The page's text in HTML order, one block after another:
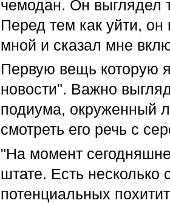
чемодан. Он выглядел
Перед тем как уйти,
мной и сказал мне
Первую вещь которую
новости". Важно
подиума, окруженный
смотреть его речь с
"На момент
штате. Есть
потенциальных